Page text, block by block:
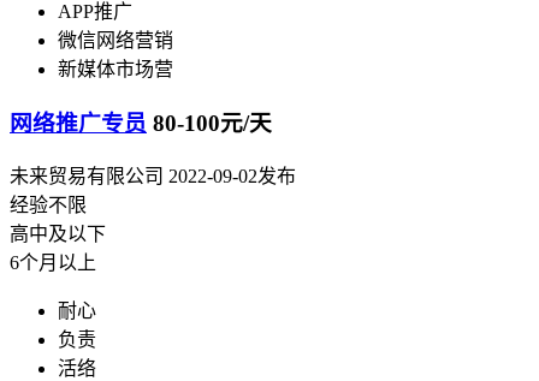
APP推广
微信网络营销
新媒体市场营
网络推广专员 80-100元/天
未来贸易有限公司 2022-09-02发布
经验不限
高中及以下
6个月以上
耐心
负责
活络